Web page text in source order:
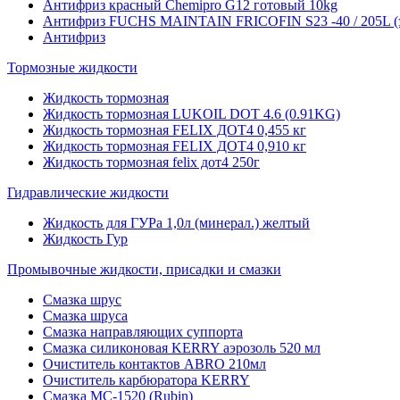
Антифриз красный Chemipro G12 готовый 10kg
Антифриз FUCHS MAINTAIN FRICOFIN S23 -40 / 205L
Антифриз
Тормозные жидкости
Жидкость тормозная
Жидкость тормозная LUKOIL DOT 4.6 (0.91KG)
Жидкость тормозная FELIX ДОТ4 0,455 кг
Жидкость тормозная FELIX ДОТ4 0,910 кг
Жидкость тормозная felix дот4 250г
Гидравлические жидкости
Жидкость для ГУРа 1,0л (минерал.) желтый
Жидкость Гур
Промывочные жидкости, присадки и смазки
Смазка шрус
Смазка шруса
Смазка направляющих суппорта
Смазка силиконовая KERRY аэрозоль 520 мл
Очиститель контактов ABRO 210мл
Очиститель карбюратора KERRY
Смазка МС-1520 (Rubin)